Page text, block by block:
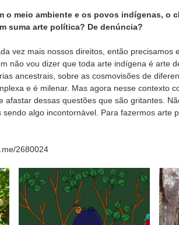
o meio ambiente e os povos indígenas, o
suma arte política? De denúncia?
vez mais nossos direitos, então precisamos
não vou dizer que toda arte indígena é arte
ancestrais, sobre as cosmovisões de
e é milenar. Mas agora nesse contexto
afastar dessas questões que são gritantes.
algo incontornável. Para fazermos arte
2680024